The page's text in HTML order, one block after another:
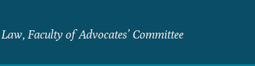
Faculty of Advocates’ Committee